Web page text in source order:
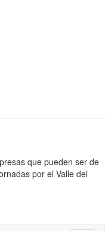
que pueden ser de
por el Valle del